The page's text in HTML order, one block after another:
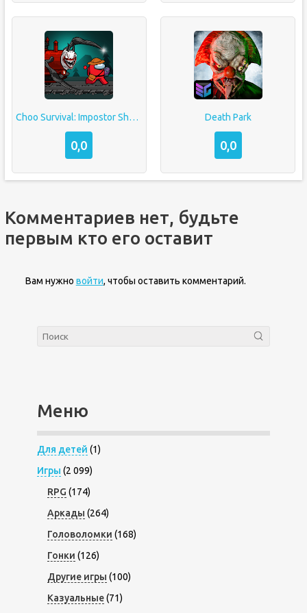
Choo Survival: Impostor Shoot
0,0
Death Park
0,0
Комментариев нет, будьте
первым кто его оставит
Вам нужно войти, чтобы оставить комментарий.
Меню
Для детей (1)
Игры (2 099)
RPG (174)
Аркады (264)
Головоломки (168)
Гонки (126)
Другие игры (100)
Казуальные(71)